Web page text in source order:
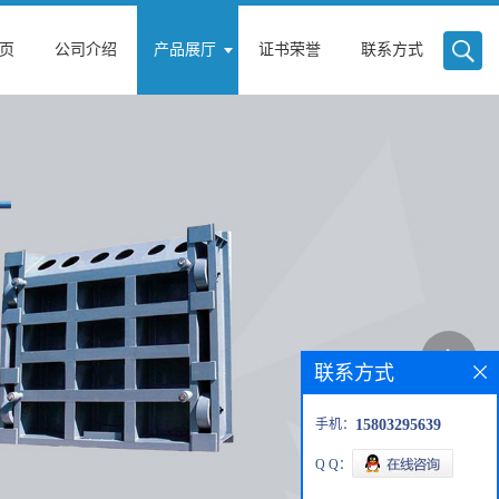
公司介绍 产品展厅 证书荣誉 联系方式
联系方式
手机： 15803295639
Q Q：